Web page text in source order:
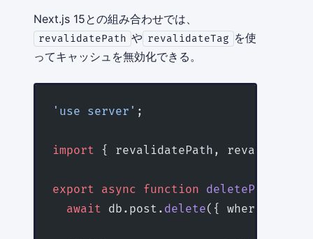
Next.js 15との組み合わせでは、
revalidatePath や revalidateTag を使
ってキャッシュを無効化できる。
'use server' ;
import { revalidatePath,
export async function deletePost
  await
db.post. delete({ where: {